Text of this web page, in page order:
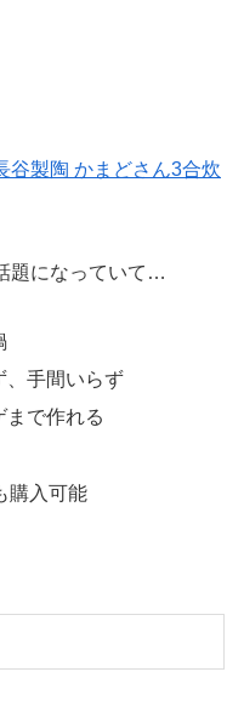
製陶 かまどさん3合炊
題になっていて…
、手間いらず
まで作れる
購入可能